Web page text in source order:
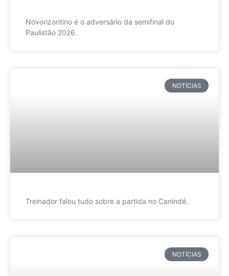
Novorizontino é o adversário da semifinal do
Paulistão 2026.
NOTÍCIAS
Treinador falou tudo sobre a partida no Canindé.
NOTÍCIAS